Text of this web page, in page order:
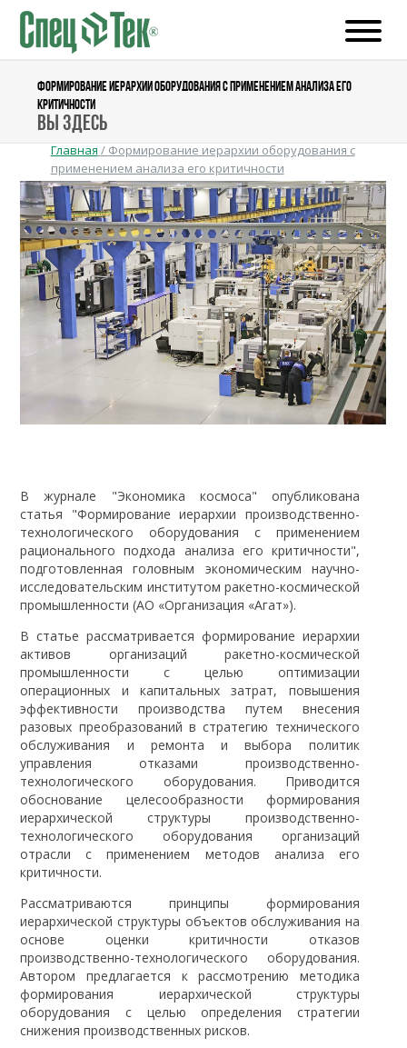
ФОРМИРОВАНИЕ ИЕРАРХИИ ОБОРУДОВАНИЯ С ПРИМЕНЕНИЕМ АНАЛИЗА ЕГО
КРИТИЧНОСТИ
Вы здесь
Главная / Формирование иерархии оборудования с
применением анализа его критичности
В журнале "Экономика космоса" опубликована
статья "Формирование иерархии производственно-
технологического оборудования с применением
рационального подхода анализа его критичности",
подготовленная головным экономическим научно-
исследовательским институтом ракетно-космической
промышленности (АО «Организация «Агат»).
В статье рассматривается формирование иерархии
активов организаций ракетно-космической
промышленности с целью оптимизации
операционных и капитальных затрат, повышения
эффективности производства путем внесения
разовых преобразований в стратегию технического
обслуживания и ремонта и выбора политик
управления отказами производственно-
технологического оборудования. Приводится
обоснование целесообразности формирования
иерархической структуры производственно-
технологического оборудования организаций
отрасли с применением методов анализа его
критичности.
Рассматриваются принципы формирования
иерархической структуры объектов обслуживания на
основе оценки критичности отказов
производственно-технологического оборудования.
Автором предлагается к рассмотрению методика
формирования иерархической структуры
оборудования с целью определения стратегии
снижения производственных рисков.